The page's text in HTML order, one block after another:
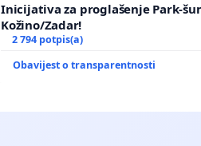
Inicijativa za proglašenje Park-
Kožino/Zadar!
2 794 potpis(a)
Obavijest o transparentnosti